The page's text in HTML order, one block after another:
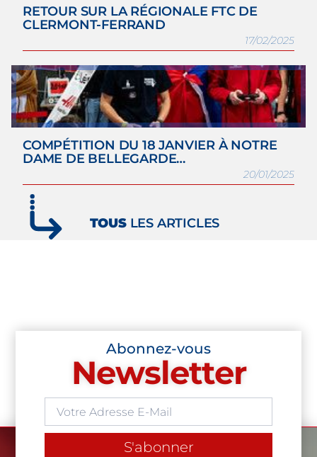
RETOUR SUR LA RÉGIONALE FTC DE
CLERMONT-FERRAND
17/02/2025
COMPÉTITION DU 18 JANVIER À NOTRE
DAME DE BELLEGARDE…
20/01/2025
TOUSLES ARTICLES
Abonnez-vous
Newsletter
S'abonner